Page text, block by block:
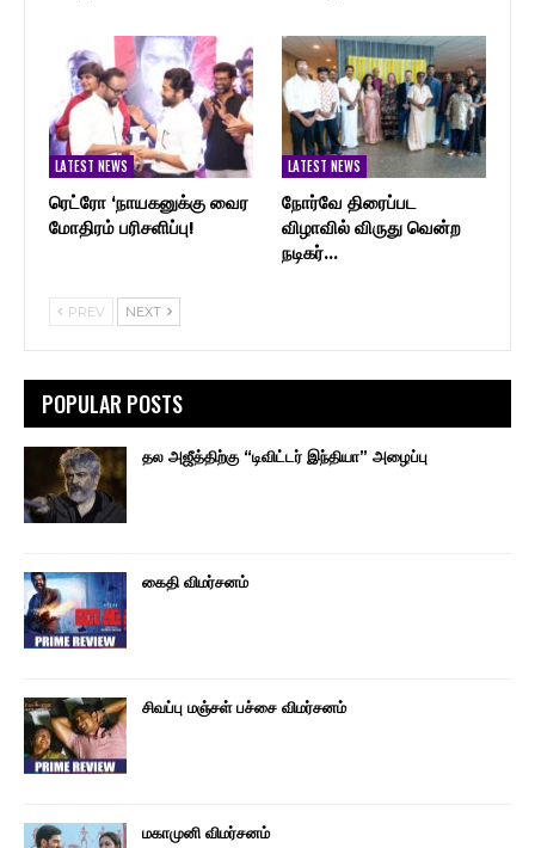
LATEST NEWS
ரெட்ரோ ‘நாயகனுக்கு வைர
மோதிரம் பரிசளிப்பு!
LATEST NEWS
நோர்வே திரைப்பட
விழாவில் விருது வென்ற
நடிகர்…
PREV NEXT
POPULAR POSTS
தல அஜீத்திற்கு “டிவிட்டர் இந்தியா” அழைப்பு
கைதி விமர்சனம்
சிவப்பு மஞ்சள் பச்சை விமர்சனம்
மகாமுனி விமர்சனம்